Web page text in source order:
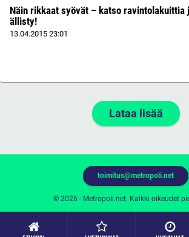
Näin rikkaat syövät – katso ravintolakuittia
ällisty!
13.04.2015 23:01
Lataa lisää
© 2026 - Metropoli.net. Kaikki oikeudet
toimitus@metropoli.net